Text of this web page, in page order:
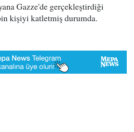
Gazze'de gerçekleştirdiği
kişiyi katletmiş durumda.